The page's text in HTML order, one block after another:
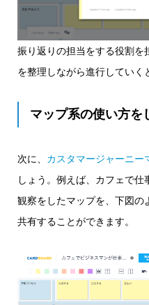
振り返りの担当をする役割を
を整理しながら進行していく
マップ系の使い方を
次に、 カスタマージャーニー
しょう。例えば、カフェで
観察をしたマップを、下図の
共有することができます。